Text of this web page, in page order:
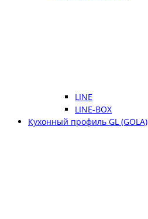
LINE
LINE-BOX
Кухонный профиль GL (GOLA)